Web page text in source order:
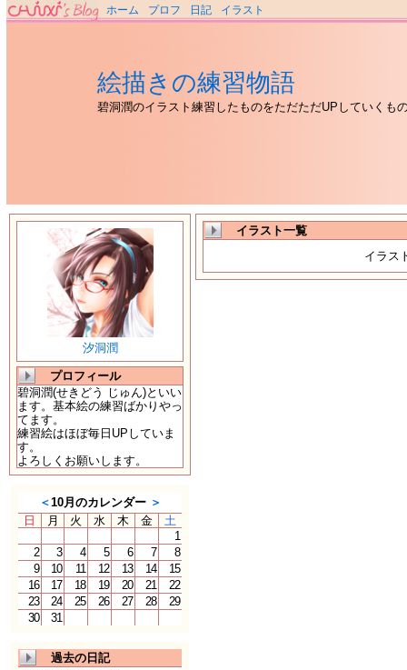
ホーム プロフ 日記 イラスト
絵描きの練習物語
碧洞潤のイラスト練習したものをただただUPしていくも
汐洞潤
プロフィール
碧洞潤(せきどう じゅん)といい
ます。基本絵の練習ばかりやっ
てます。
練習絵はほぼ毎日UPしていま
す。
よろしくお願いします。
＜10月のカレンダー ＞
日
月 火 水 木 金
土
1
2
3 4 5 6 7
8
9
10 11 12 13 14
15
16
17 18 19 20 21
22
23
24 25 26 27 28
29
30
31
過去の日記
イラスト一覧
イラス